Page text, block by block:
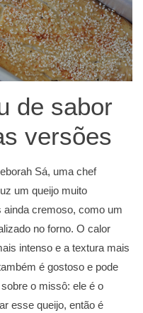
de sabor
versões
Sá, uma chef
um queijo muito
cremoso, como um
no forno. O calor
intenso e a textura mais
é gostoso e pode
o missô: ele é o
esse queijo, então é